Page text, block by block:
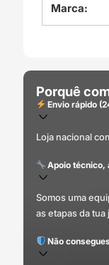
Marca:
Porquê
Envio rápido
Loja nacional
Apoio técnico,
Somos uma
as etapas da tua
Não